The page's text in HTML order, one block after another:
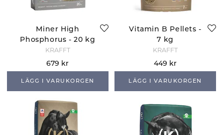
Miner High
Phosphorus - 20 kg
KRAFFT
679 kr
LÄGG I VARUKORGEN
Vitamin B Pellets -
7 kg
KRAFFT
449 kr
LÄGG I VARUKORGEN